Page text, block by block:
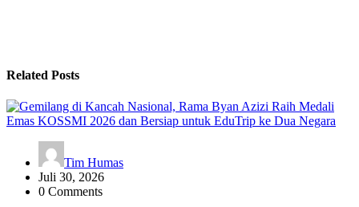
Related Posts
Tim Humas
Juli 30, 2026
0 Comments